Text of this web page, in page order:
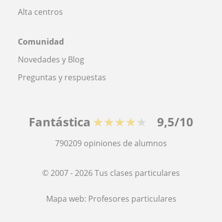
Alta centros
Comunidad
Novedades y Blog
Preguntas y respuestas
Fantástica ★★★★★ 9,5/10
790209 opiniones de alumnos
© 2007 - 2026 Tus clases particulares
Mapa web: Profesores particulares